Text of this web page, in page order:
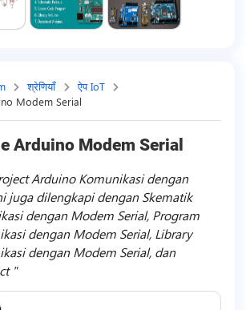
श्रेणियाँ
ऐप IoT
Modem Serial
Arduino Modem Serial
Arduino Komunikasi dengan
juga dilengkapi dengan Skematik
dengan Modem Serial, Program
dengan Modem Serial, Library
dengan Modem Serial, dan